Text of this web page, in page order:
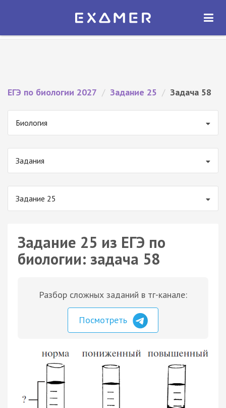
Экзамер — ЕГЭ 2027
ОТКРЫТЬ
ЕГЭ по биологии 2027 / Задание 25 / Задача 58
Биология
Задания
Задание 25
Задание 25 из ЕГЭ по
биологии: задача 58
Разбор сложных заданий в тг-канале:
Посмотреть